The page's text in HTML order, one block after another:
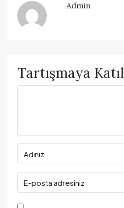
Admin
Tartışmaya Katıl